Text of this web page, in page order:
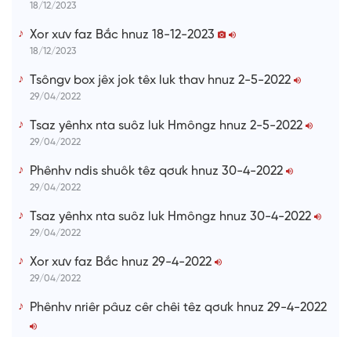
18/12/2023
Xor xưv faz Bắc hnuz 18-12-2023
18/12/2023
Tsôngv box jêx jok têx luk thav hnuz 2-5-2022
29/04/2022
Tsaz yênhx nta suôz luk Hmôngz hnuz 2-5-2022
29/04/2022
Phênhv ndis shuôk têz qơưk hnuz 30-4-2022
29/04/2022
Tsaz yênhx nta suôz luk Hmôngz hnuz 30-4-2022
29/04/2022
Xor xưv faz Bắc hnuz 29-4-2022
29/04/2022
Phênhv nriêr pâuz cêr chêi têz qơưk hnuz 29-4-2022